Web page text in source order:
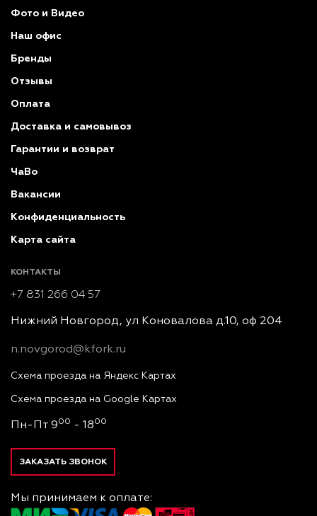
Фото и Видео
Наш офис
Бренды
Отзывы
Оплата
Доставка и самовывоз
Гарантии и возврат
ЧаВо
Вакансии
Конфиденциальность
Карта сайта
КОНТАКТЫ
+7 831 266 04 57
Нижний Новгород, ул Коновалова д.10, оф 204
n.novgorod@kfork.ru
Схема проезда на Яндекс Картах
Схема проезда на Google Картах
Пн-Пт 900 - 1800
ЗАКАЗАТЬ ЗВОНОК
Мы принимаем к оплате: